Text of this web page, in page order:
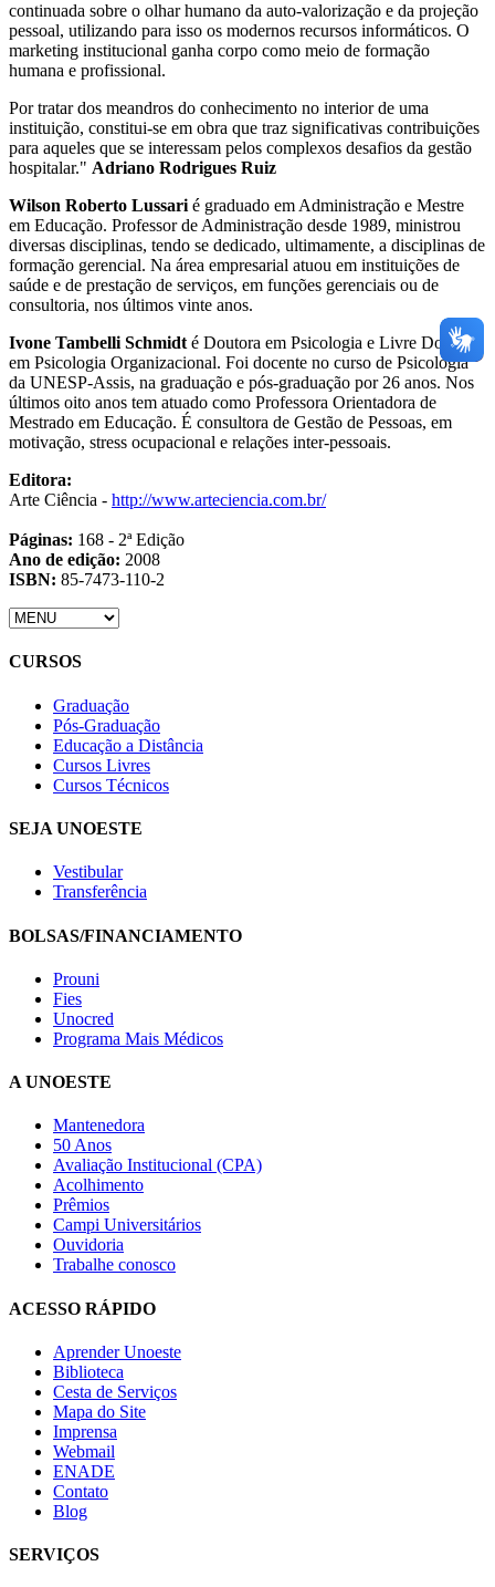
continuada sobre o olhar humano da auto-valorização e da projeção
pessoal, utilizando para isso os modernos recursos informáticos. O
marketing institucional ganha corpo como meio de formação
humana e profissional.
Por tratar dos meandros do conhecimento no interior de uma
instituição, constitui-se em obra que traz significativas contribuições
para aqueles que se interessam pelos complexos desafios da gestão
hospitalar." Adriano Rodrigues Ruiz
Wilson Roberto Lussari é graduado em Administração e Mestre
em Educação. Professor de Administração desde 1989, ministrou
diversas disciplinas, tendo se dedicado, ultimamente, a disciplinas de
formação gerencial. Na área empresarial atuou em instituições de
saúde e de prestação de serviços, em funções gerenciais ou de
consultoria, nos últimos vinte anos.
Ivone Tambelli Schmidt é Doutora em Psicologia e Livre Docente
em Psicologia Organizacional. Foi docente no curso de Psicologia
da UNESP-Assis, na graduação e pós-graduação por 26 anos. Nos
últimos oito anos tem atuado como Professora Orientadora de
Mestrado em Educação. É consultora de Gestão de Pessoas, em
motivação, stress ocupacional e relações inter-pessoais.
Editora:
Arte Ciência - http://www.arteciencia.com.br/
Páginas: 168 - 2ª Edição
Ano de edição: 2008
ISBN: 85-7473-110-2
CURSOS
Graduação
Pós-Graduação
Educação a Distância
Cursos Livres
Cursos Técnicos
SEJA UNOESTE
Vestibular
Transferência
BOLSAS/FINANCIAMENTO
Prouni
Fies
Unocred
Programa Mais Médicos
A UNOESTE
Mantenedora
50 Anos
Avaliação Institucional (CPA)
Acolhimento
Prêmios
Campi Universitários
Ouvidoria
Trabalhe conosco
ACESSO RÁPIDO
Aprender Unoeste
Biblioteca
Cesta de Serviços
Mapa do Site
Imprensa
Webmail
ENADE
Contato
Blog
SERVIÇOS